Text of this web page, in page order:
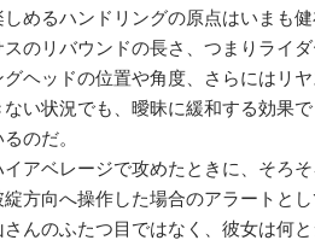
めるハンドリングの原点はいまも
スのリバウンドの長さ、つまりライ
ヘッドの位置や角度、さらにはリ
い状況でも、曖昧に緩和する効果
のだ。
イアベレージで攻めたときに、そろ
方向へ操作した場合のアラートと
さんのふたつ目ではなく、彼女は何